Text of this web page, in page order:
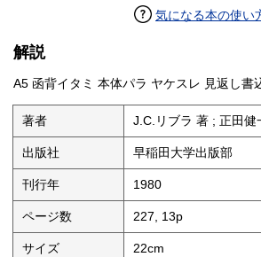
気になる本の使い
解説
A5 函背イタミ 本体パラ ヤケスレ 見返し書
著者 J.C.リブラ 著 ; 正田健
出版社 早稲田大学出版部
刊行年 1980
ページ数 227, 13p
サイズ 22cm